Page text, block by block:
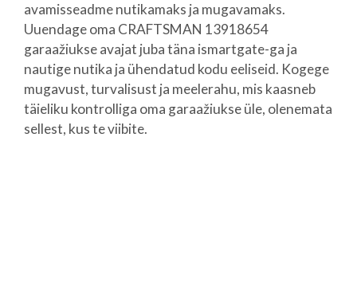
avamisseadme nutikamaks ja mugavamaks.
Uuendage oma CRAFTSMAN 13918654
garaažiukse avajat juba täna ismartgate-ga ja
nautige nutika ja ühendatud kodu eeliseid. Kogege
mugavust, turvalisust ja meelerahu, mis kaasneb
täieliku kontrolliga oma garaažiukse üle, olenemata
sellest, kus te viibite.